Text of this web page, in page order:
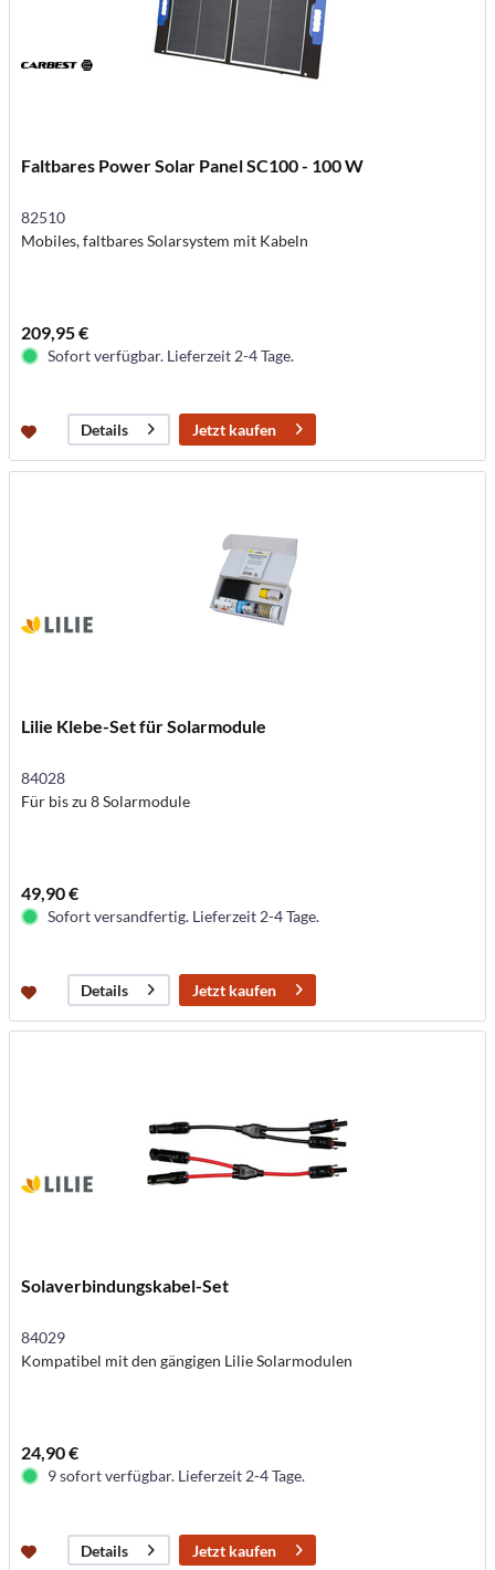
Faltbares Power Solar Panel SC100 - 100 W
82510
Mobiles, faltbares Solarsystem mit Kabeln
209,95 €
Sofort verfügbar. Lieferzeit 2-4 Tage.
Details Jetzt kaufen
Lilie Klebe-Set für Solarmodule
84028
Für bis zu 8 Solarmodule
49,90 €
Sofort versandfertig. Lieferzeit 2-4 Tage.
Details Jetzt kaufen
Solaverbindungskabel-Set
84029
Kompatibel mit den gängigen Lilie Solarmodulen
24,90 €
9 sofort verfügbar. Lieferzeit 2-4 Tage.
Details Jetzt kaufen